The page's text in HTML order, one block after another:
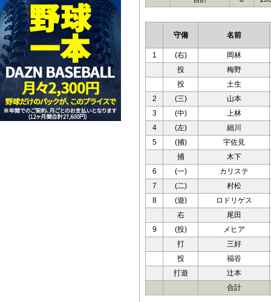
守備 名前
1 (右)
岡林
投
梅野
投
土生
2
(三)
山本
3
(中)
上林
4
(左)
細川
5
(捕)
宇佐見
捕
木下
6
(一)
カリステ
7
(二)
村松
8
(遊)
ロドリゲス
右
尾田
9
(投)
メヒア
打
三好
投
福谷
打遊
辻本
合計